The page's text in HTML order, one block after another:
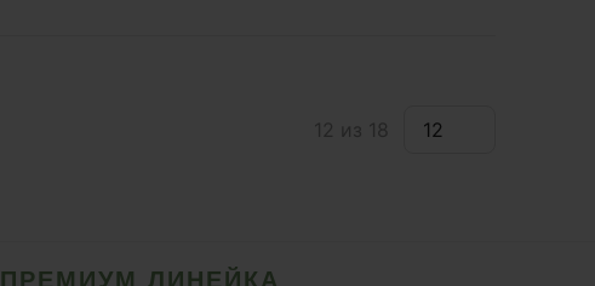
12 из 18
ПРЕМИУМ ЛИНЕЙКА